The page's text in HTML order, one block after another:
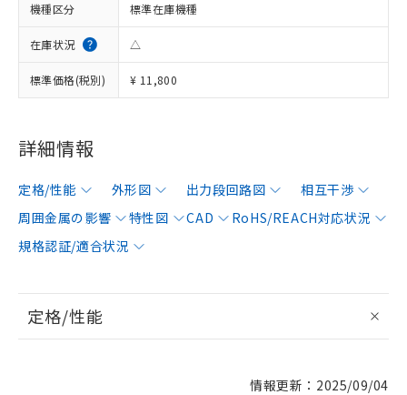
機種区分 標準在庫機種
在庫状況 △
標準価格(税別) ¥ 11,800
詳細情報
定格/性能 外形図 出力段回路図
相互干渉
周囲金属の影響
特性図 CAD
RoHS/REACH対応状況
規格認証/適合状況
定格/性能
情報更新：2025/09/04